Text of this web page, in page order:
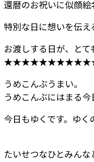
還暦のお祝いに似顔
特別な日に想いを伝
お渡しする日が、と
うめこんぶうまい。
うめこんぶにはまる今
今日もゆくです。ゆく
たいせつなひとみんな